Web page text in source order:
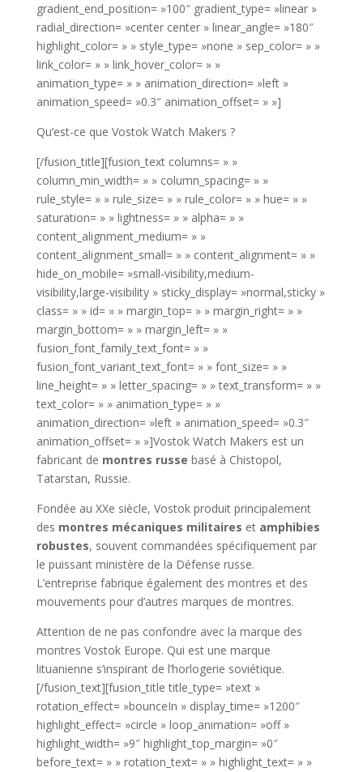
gradient_end_position= »100″ gradient_type= »linear »
radial_direction= »center center » linear_angle= »180″
highlight_color= » » style_type= »none » sep_color= » »
link_color= » » link_hover_color= » »
animation_type= » » animation_direction= »left »
animation_speed= »0.3″ animation_offset= » »]
Qu’est-ce que Vostok Watch Makers ?
[/fusion_title][fusion_text columns= » »
column_min_width= » » column_spacing= » »
rule_style= » » rule_size= » » rule_color= » » hue= » »
saturation= » » lightness= » » alpha= » »
content_alignment_medium= » »
content_alignment_small= » » content_alignment= » »
hide_on_mobile= »small-visibility,medium-
visibility,large-visibility » sticky_display= »normal,sticky »
class= » » id= » » margin_top= » » margin_right= » »
margin_bottom= » » margin_left= » »
fusion_font_family_text_font= » »
fusion_font_variant_text_font= » » font_size= » »
line_height= » » letter_spacing= » » text_transform= » »
text_color= » » animation_type= » »
animation_direction= »left » animation_speed= »0.3″
animation_offset= » »]Vostok Watch Makers est un
fabricant de montres russe basé à Chistopol,
Tatarstan, Russie.
Fondée au XXe siècle, Vostok produit principalement
des montres mécaniques militaires et amphibies
robustes, souvent commandées spécifiquement par
le puissant ministère de la Défense russe.
L’entreprise fabrique également des montres et des
mouvements pour d’autres marques de montres.
Attention de ne pas confondre avec la marque des
montres Vostok Europe. Qui est une marque
lituanienne s’inspirant de l’horlogerie soviétique.
[/fusion_text][fusion_title title_type= »text »
rotation_effect= »bounceIn » display_time= »1200″
highlight_effect= »circle » loop_animation= »off »
highlight_width= »9″ highlight_top_margin= »0″
before_text= » » rotation_text= » » highlight_text= » »